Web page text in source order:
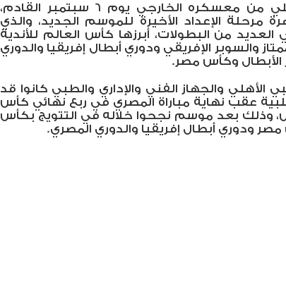
وسيعود فريق الأهلي من معسكره الخارجي يوم 6 سبتمبر القادم،
مرحلة الإعداد الأخيرة للموسم الجديد، والذي
من البطولات، أبرزها كأس العالم للأندية
والسوبر الإفريقي ودوري أبطال إفريقيا والدوري
وكأس مصر.
الأهلي والجهاز الفني والإداري والطبي كانوا قد
عقب نهاية مباراة المصري في ربع نهائي كأس
أغسطس، وذلك بعد موسم نجحوا خلاله في التتويج بكأس
ودوري أبطال إفريقيا والدوري المصري.